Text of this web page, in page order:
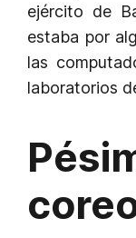
ejército de
estaba por
las
laboratorios